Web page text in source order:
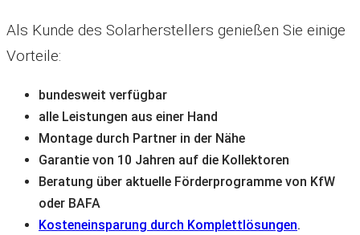
Als Kunde des Solarherstellers genießen Sie einige
Vorteile:
bundesweit verfügbar
alle Leistungen aus einer Hand
Montage durch Partner in der Nähe
Garantie von 10 Jahren auf die Kollektoren
Beratung über aktuelle Förderprogramme von KfW
oder BAFA
Kosteneinsparung durch Komplettlösungen.